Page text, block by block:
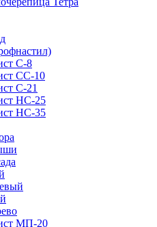
С-8
СС-10
C-21
НС-25
НС-35
МП-20